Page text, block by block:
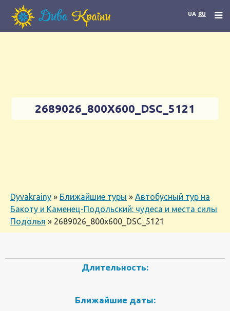
UA RU
2689026_800X600_DSC_5121
Dyvakrainy » Ближайшие туры » Автобусный тур на
Бакоту и Каменец-Подольский: чудеса и места силы
Подолья » 2689026_800x600_DSC_5121
Длительность:
Ближайшие даты: